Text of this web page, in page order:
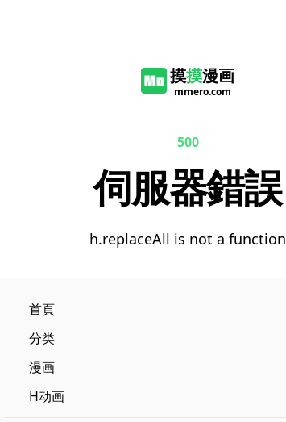
摸摸漫画
mmero.com
500
伺服器錯誤
h.replaceAll is not a function
首頁
分类
漫画
H动画